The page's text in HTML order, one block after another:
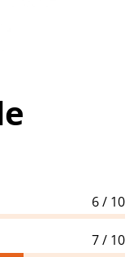
6 / 10
7 / 10